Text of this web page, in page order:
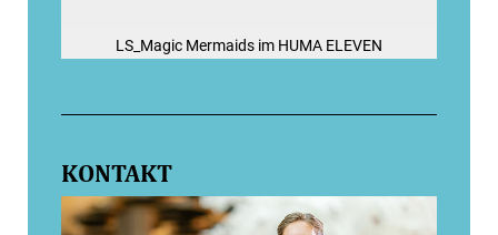
LS_Magic Mermaids im HUMA ELEVEN
KONTAKT